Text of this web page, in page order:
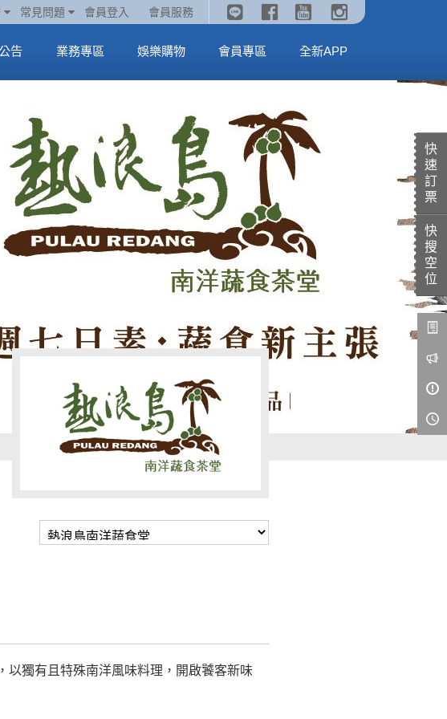
常見問題 會員登入 會員服務
橡樹街
火熱預售中《汪汪隊立大功：恐龍大電影》
影套餐
賣中
《劇場版吉伊卡哇》🥤威秀獨家電影套餐🥤
全台熱賣中
MORE
告 業務專區 娛樂購物 會員專區 全新APP
快
速
訂
票
快
搜
空
位
以獨有且特殊南洋風味料理，開啟饕客新味